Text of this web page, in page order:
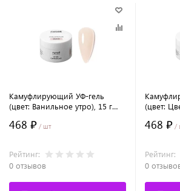
Камуфлирующий УФ-гель
(цвет: Ванильное утро), 15 г
468 ₽ / шт
Рейтинг:
0 отзывов
(цвет:
468 ₽ /
Рейтинг:
0